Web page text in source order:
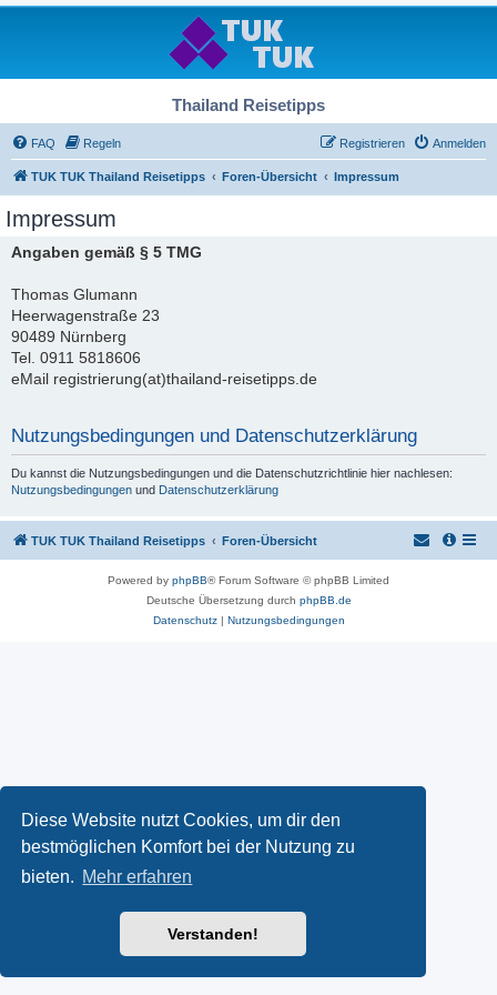
Diese Website nutzt Cookies, um dir den
bestmöglichen Komfort bei der Nutzung zu
bieten. Mehr erfahren
Verstanden!
Thailand Reisetipps
FAQ Regeln Anmelden
Registrieren
TUK TUK Thailand Reisetipps Foren-Übersicht Impressum
Impressum
Angaben gemäß § 5 TMG
Thomas Glumann
Heerwagenstraße 23
90489 Nürnberg
Tel. 0911 5818606
eMail registrierung(at)thailand-reisetipps.de
Nutzungsbedingungen und Datenschutzerklärung
Du kannst die Nutzungsbedingungen und die Datenschutzrichtlinie hier nachlesen:
Nutzungsbedingungen und Datenschutzerklärung
TUK TUK Thailand Reisetipps Foren-Übersicht
Powered by phpBB® Forum Software © phpBB Limited
Deutsche Übersetzung durch phpBB.de
Datenschutz| Nutzungsbedingungen